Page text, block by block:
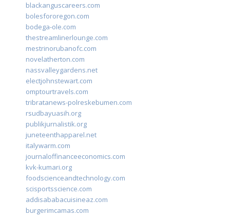
blackanguscareers.com
bolesfororegon.com
bodega-ole.com
thestreamlinerlounge.com
mestrinorubanofc.com
novelatherton.com
nassvalleygardens.net
electjohnstewart.com
omptourtravels.com
tribratanews-polreskebumen.com
rsudbayuasih.org
publikjurnalistik.org
juneteenthapparel.net
italywarm.com
journaloffinanceeconomics.com
kvk-kumari.org
foodscienceandtechnology.com
scisportsscience.com
addisababacuisineaz.com
burgerimcamas.com